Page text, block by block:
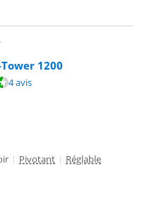
1200
4 avis
| Pivotant | Réglable